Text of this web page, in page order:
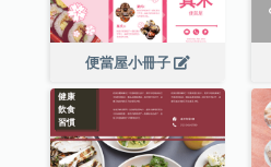
便當屋小冊子